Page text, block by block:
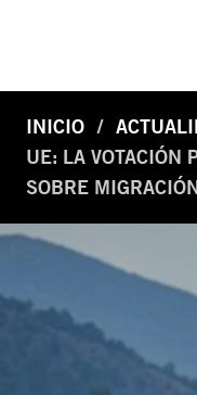
INICIO
UE: LA VOTACIÓN
SOBRE